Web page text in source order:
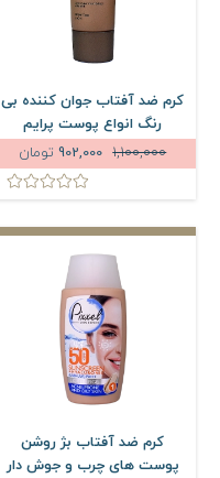
کرم ضد آفتاب جوان کننده بی
رنگ انواع پوست پرایم
SPF50 حجم 40 میلی لیتر
1,100,000 تومان
کرم ضد آفتاب بژ روشن
پوست های چرب و جوش دار